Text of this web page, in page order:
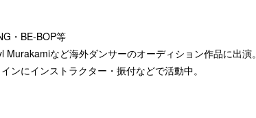
・BE-BOP等
など海外ダンサーのオーディション作品に出演。
ンにインストラクター・振付などで活動中。